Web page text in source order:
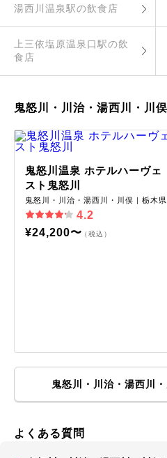
湯西川温泉駅の飲食店
上三依塩原温泉口駅の飲
食店
鬼怒川・川治・湯西川・川
鬼怒川温泉 ホテルハーヴェ
スト鬼怒川
鬼怒川・川治・湯西川・川俣｜栃木県
4.2
¥24,200〜（税込）
鬼怒川・川治・湯西川
よくある質問